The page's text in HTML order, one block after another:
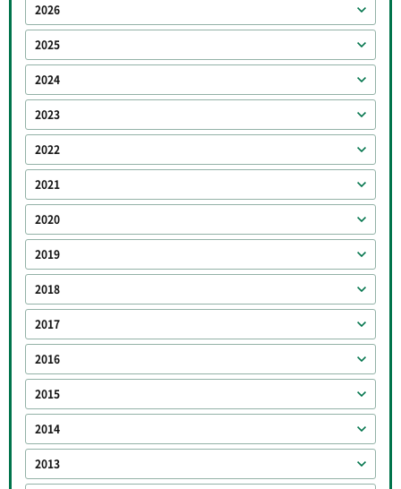
2026
2025
2024
2023
2022
2021
2020
2019
2018
2017
2016
2015
2014
2013